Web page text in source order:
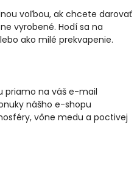
voľbou, ak chcete darovať
vyrobené. Hodí sa na
ako milé prekvapenie.
priamo na váš e-mail
nášho e-shopu
vône medu a poctivej